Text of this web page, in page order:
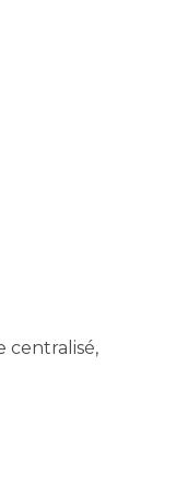
centralisé,